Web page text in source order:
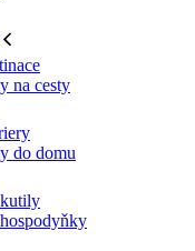
na cesty
do domu